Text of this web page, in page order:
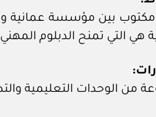
مكتوب بين مؤسسة عمانية
هي التي تمنح الدبلوم
من الوحدات التعليمية